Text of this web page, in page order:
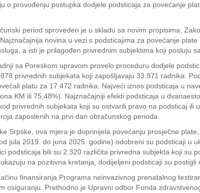
o provođenju postupka dodjele podsticaja za povećanje
period sproveden je u skladu sa novim propisima,
novina u vezi s podsticajima za povećanje
a isti je prilagođen privrednim subjektima koji posluju
sa Poreskom upravom provelo proceduru dodjele
privrednih subjekata koji zapošljavaju 33.971 radnika.
platu za 17.472 radnika. Najveći iznos podsticaja u
KM ili 75,48%). Najznačajniji efekti podsticaja u
privrednih subjekata koji su ostvarili pravo na podsticaj ili
zaposlenih na prvi dan obračunskog perioda.
Srpske, ova mjera je doprinijela povećanju prosječne
jula 2019. do juna 2025. godine) odobreni su podsticaji u
podsticaja bili su 2.320 različita privredna subjekta koji su
na pozitivna kretanja, dodijeljeni podsticaji su
finansiranja Programa neinvazivnog prenatalnog
osiguranju. Prethodno je Upravni odbor Fonda